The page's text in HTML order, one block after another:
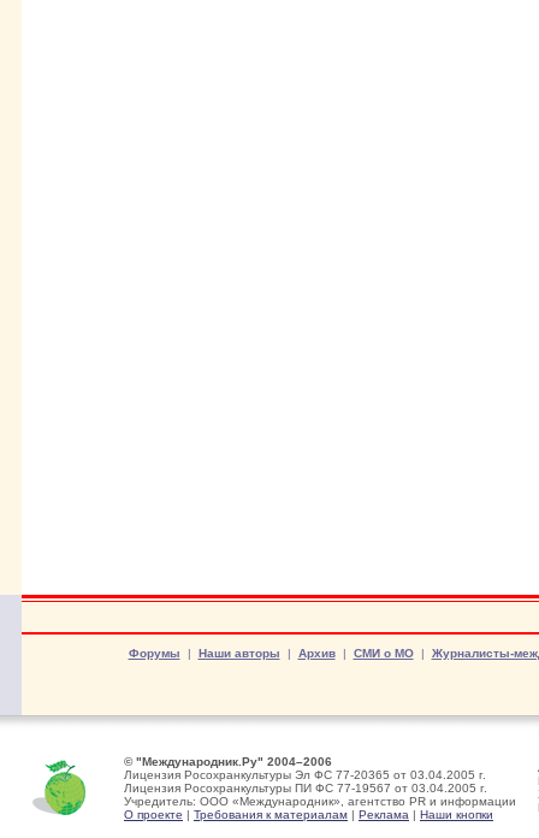
Форумы | Наши авторы | Архив| СМИ о МО| Журналисты-
© "Международник.Ру" 2004–2006
Лицензия Росохранкультуры Эл ФС 77-20365 от 03.04.2005 г.
Лицензия Росохранкультуры ПИ ФС 77-19567 от 03.04.2005 г.
Учредитель: ООО «Международник», агентство PR и информации
О проекте | Требования к материалам | Реклама | Наши кнопки